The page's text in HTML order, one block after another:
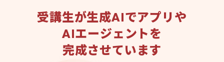
受講生が生成AIでアプリや
AIエージェントを
完成させています